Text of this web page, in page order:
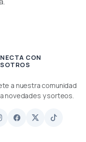
CON
a nuestra comunidad
novedades y sorteos.